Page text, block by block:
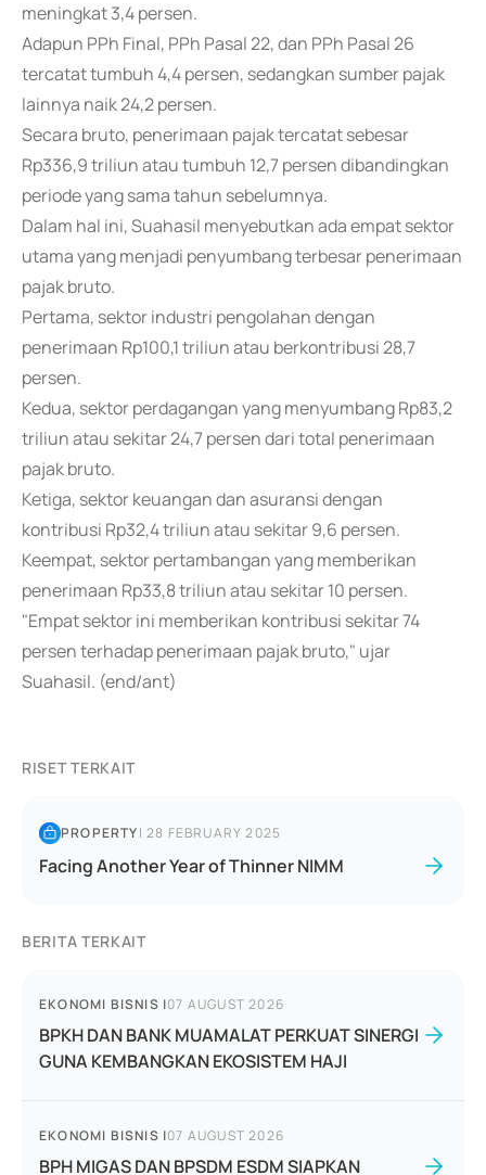
meningkat 3,4 persen.
Adapun PPh Final, PPh Pasal 22, dan PPh Pasal 26
tercatat tumbuh 4,4 persen, sedangkan sumber pajak
lainnya naik 24,2 persen.
Secara bruto, penerimaan pajak tercatat sebesar
Rp336,9 triliun atau tumbuh 12,7 persen dibandingkan
periode yang sama tahun sebelumnya.
Dalam hal ini, Suahasil menyebutkan ada empat sektor
utama yang menjadi penyumbang terbesar penerimaan
pajak bruto.
Pertama, sektor industri pengolahan dengan
penerimaan Rp100,1 triliun atau berkontribusi 28,7
persen.
Kedua, sektor perdagangan yang menyumbang Rp83,2
triliun atau sekitar 24,7 persen dari total penerimaan
pajak bruto.
Ketiga, sektor keuangan dan asuransi dengan
kontribusi Rp32,4 triliun atau sekitar 9,6 persen.
Keempat, sektor pertambangan yang memberikan
penerimaan Rp33,8 triliun atau sekitar 10 persen.
"Empat sektor ini memberikan kontribusi sekitar 74
persen terhadap penerimaan pajak bruto," ujar
Suahasil. (end/ant)
RISET TERKAIT
PROPERTY|28 FEBRUARY 2025
Facing Another Year of Thinner NIMM
BERITA TERKAIT
EKONOMI BISNIS |07 AUGUST 2026
BPKH DAN BANK MUAMALAT PERKUAT SINERGI
GUNA KEMBANGKAN EKOSISTEM HAJI
EKONOMI BISNIS |07 AUGUST 2026
BPH MIGAS DAN BPSDM ESDM SIAPKAN